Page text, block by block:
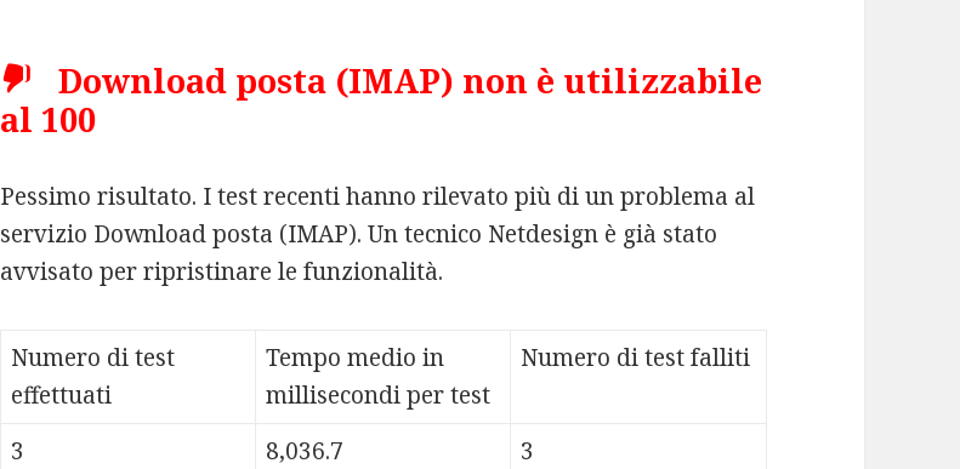
Download posta (IMAP) non è utilizzabile
al 100
Pessimo risultato. I test recenti hanno rilevato più di un problema al
servizio Download posta (IMAP). Un tecnico Netdesign è già stato
avvisato per ripristinare le funzionalità.
Numero di test
effettuati
Tempo medio in
millisecondi per test
Numero di test falliti
3 8,036.7 3